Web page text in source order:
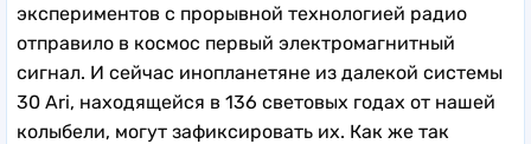
экспериментов с прорывной технологией радио
отправило в космос первый электромагнитный
сигнал. И сейчас инопланетяне из далекой системы
30 Ari, находящейся в 136 световых годах от нашей
колыбели, могут зафиксировать их. Как же так